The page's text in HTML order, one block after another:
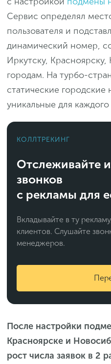
Сервис определял
пользователя и
динамический номер,
Иркутску,
городам. На турбо-
статические
уникальные для
КОЛЛТРЕКИНГ
Отслеживайте
звонков
с рекламы для
Вкладывайте в ту
клиентов. Слушайте
менеджеров.
После настройки
Красноярске и
рост числа заявок в 2